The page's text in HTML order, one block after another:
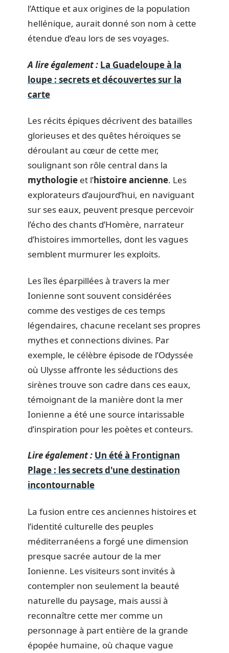
l’Attique et aux origines de la population
hellénique, aurait donné son nom à cette
étendue d’eau lors de ses voyages.
A lire également : La Guadeloupe à la
loupe : secrets et découvertes sur la
carte
Les récits épiques décrivent des batailles
glorieuses et des quêtes héroïques se
déroulant au cœur de cette mer,
soulignant son rôle central dans la
mythologie et l’histoire ancienne. Les
explorateurs d’aujourd’hui, en naviguant
sur ses eaux, peuvent presque percevoir
l’écho des chants d’Homère, narrateur
d’histoires immortelles, dont les vagues
semblent murmurer les exploits.
Les îles éparpillées à travers la mer
Ionienne sont souvent considérées
comme des vestiges de ces temps
légendaires, chacune recelant ses propres
mythes et connections divines. Par
exemple, le célèbre épisode de l’Odyssée
où Ulysse affronte les séductions des
sirènes trouve son cadre dans ces eaux,
témoignant de la manière dont la mer
Ionienne a été une source intarissable
d’inspiration pour les poètes et conteurs.
Lire également : Un été à Frontignan
Plage : les secrets d'une destination
incontournable
La fusion entre ces anciennes histoires et
l’identité culturelle des peuples
méditerranéens a forgé une dimension
presque sacrée autour de la mer
Ionienne. Les visiteurs sont invités à
contempler non seulement la beauté
naturelle du paysage, mais aussi à
reconnaître cette mer comme un
personnage à part entière de la grande
épopée humaine, où chaque vague